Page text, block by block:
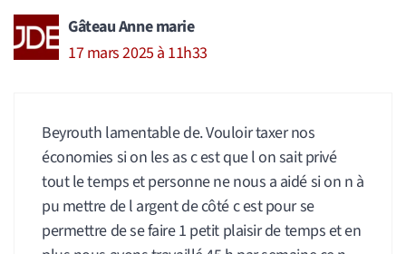
Gâteau Anne marie
17 mars 2025 à 11h33
Beyrouth lamentable de. Vouloir taxer nos
économies si on les as c est que l on sait privé
tout le temps et personne ne nous a aidé si on n à
pu mettre de l argent de côté c est pour se
permettre de se faire 1 petit plaisir de temps et en